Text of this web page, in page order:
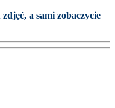
a sami zobaczycie